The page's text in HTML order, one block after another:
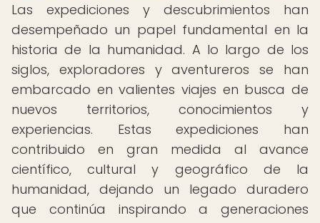
Las expediciones y descubrimientos han
desempeñado un papel fundamental en la
historia de la humanidad. A lo largo de los
siglos, exploradores y aventureros se han
embarcado en valientes viajes en busca de
nuevos territorios, conocimientos y
experiencias. Estas expediciones han
contribuido en gran medida al avance
científico, cultural y geográfico de la
humanidad, dejando un legado duradero
que continúa inspirando a generaciones